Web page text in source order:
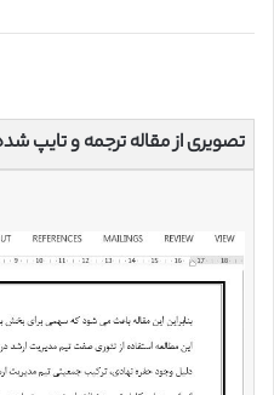
تصویری از مقاله ترجمه و تایپ